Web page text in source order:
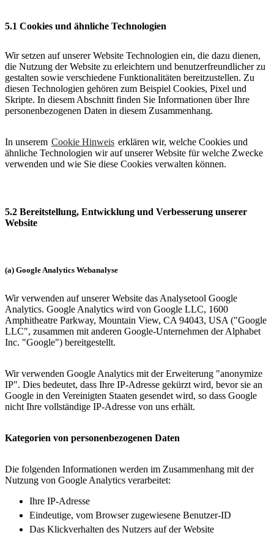
5.1 Cookies und ähnliche Technologien
Wir setzen auf unserer Website Technologien ein, die dazu dienen,
die Nutzung der Website zu erleichtern und benutzerfreundlicher zu
gestalten sowie verschiedene Funktionalitäten bereitzustellen. Zu
diesen Technologien gehören zum Beispiel Cookies, Pixel und
Skripte. In diesem Abschnitt finden Sie Informationen über Ihre
personenbezogenen Daten in diesem Zusammenhang.
In unserem Cookie Hinweis erklären wir, welche Cookies und
ähnliche Technologien wir auf unserer Website für welche Zwecke
verwenden und wie Sie diese Cookies verwalten können.
5.2 Bereitstellung, Entwicklung und Verbesserung unserer
Website
(a) Google Analytics Webanalyse
Wir verwenden auf unserer Website das Analysetool Google
Analytics. Google Analytics wird von Google LLC, 1600
Amphitheatre Parkway, Mountain View, CA 94043, USA ("Google
LLC", zusammen mit anderen Google-Unternehmen der Alphabet
Inc. "Google") bereitgestellt.
Wir verwenden Google Analytics mit der Erweiterung "anonymize
IP". Dies bedeutet, dass Ihre IP-Adresse gekürzt wird, bevor sie an
Google in den Vereinigten Staaten gesendet wird, so dass Google
nicht Ihre vollständige IP-Adresse von uns erhält.
Kategorien von personenbezogenen Daten
Die folgenden Informationen werden im Zusammenhang mit der
Nutzung von Google Analytics verarbeitet:
Ihre IP-Adresse
Eindeutige, vom Browser zugewiesene Benutzer-ID
Das Klickverhalten des Nutzers auf der Website